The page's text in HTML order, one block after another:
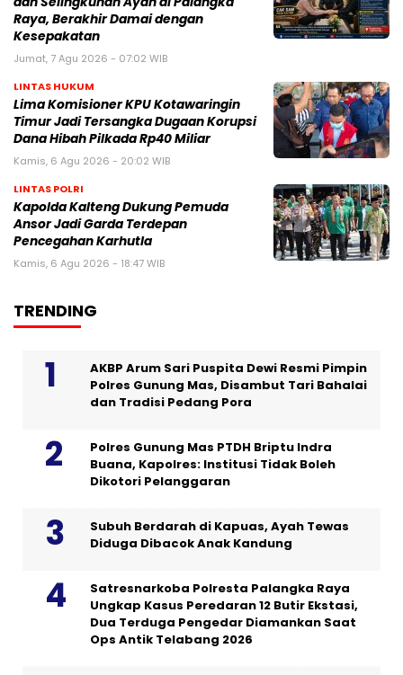
Raya, Berakhir Damai dengan
Kesepakatan
Jumat, 7 Agu 2026 - 07:02 WIB
LINTAS HUKUM
Lima Komisioner KPU Kotawaringin
Timur Jadi Tersangka Dugaan Korupsi
Dana Hibah Pilkada Rp40 Miliar
Kamis, 6 Agu 2026 - 20:02 WIB
LINTAS POLRI
Kapolda Kalteng Dukung Pemuda
Ansor Jadi Garda Terdepan
Pencegahan Karhutla
Kamis, 6 Agu 2026 - 18:47 WIB
TRENDING
AKBP Arum Sari Puspita Dewi Resmi Pimpin
Polres Gunung Mas, Disambut Tari Bahalai
dan Tradisi Pedang Pora
Polres Gunung Mas PTDH Briptu Indra
Buana, Kapolres: Institusi Tidak Boleh
Dikotori Pelanggaran
Subuh Berdarah di Kapuas, Ayah Tewas
Diduga Dibacok Anak Kandung
Satresnarkoba Polresta Palangka Raya
Ungkap Kasus Peredaran 12 Butir Ekstasi,
Dua Terduga Pengedar Diamankan Saat
Ops Antik Telabang 2026